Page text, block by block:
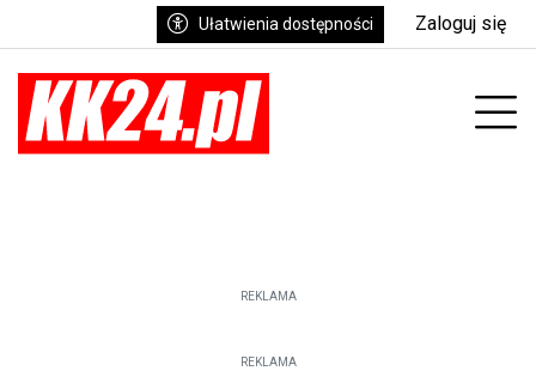
Ułatwienia dostępności Zaloguj się
REKLAMA
REKLAMA